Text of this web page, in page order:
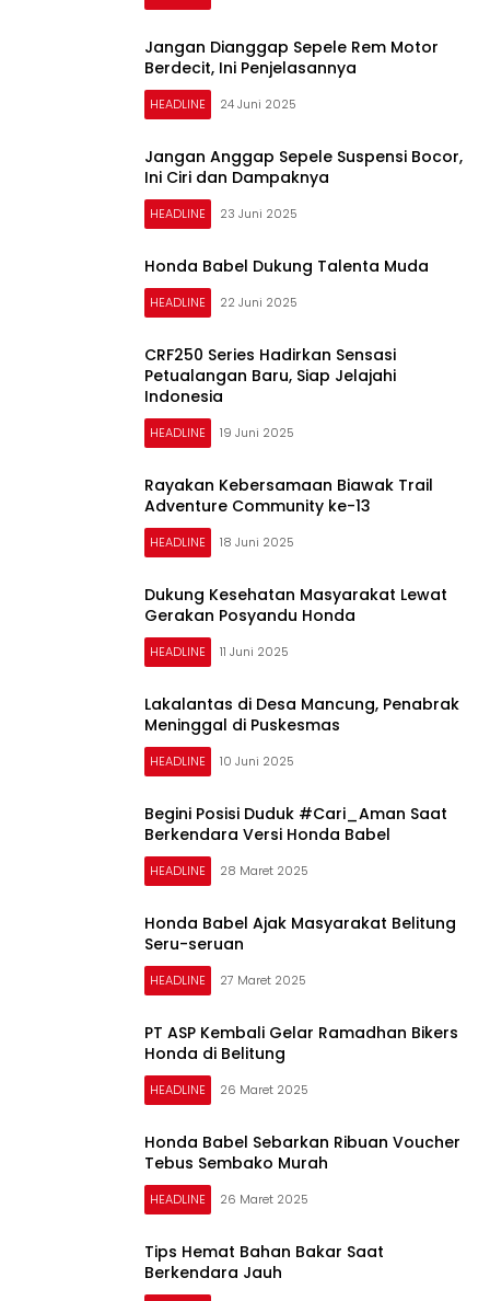
Jangan Dianggap Sepele Rem Motor
Berdecit, Ini Penjelasannya
HEADLINE 24 Juni 2025
Jangan Anggap Sepele Suspensi Bocor,
Ini Ciri dan Dampaknya
HEADLINE 23 Juni 2025
Honda Babel Dukung Talenta Muda
HEADLINE 22 Juni 2025
CRF250 Series Hadirkan Sensasi
Petualangan Baru, Siap Jelajahi
Indonesia
HEADLINE 19 Juni 2025
Rayakan Kebersamaan Biawak Trail
Adventure Community ke-13
HEADLINE 18 Juni 2025
Dukung Kesehatan Masyarakat Lewat
Gerakan Posyandu Honda
HEADLINE 11 Juni 2025
Lakalantas di Desa Mancung, Penabrak
Meninggal di Puskesmas
HEADLINE 10 Juni 2025
Begini Posisi Duduk #Cari_Aman Saat
Berkendara Versi Honda Babel
HEADLINE 28 Maret 2025
Honda Babel Ajak Masyarakat Belitung
Seru-seruan
HEADLINE 27 Maret 2025
PT ASP Kembali Gelar Ramadhan Bikers
Honda di Belitung
HEADLINE 26 Maret 2025
Honda Babel Sebarkan Ribuan Voucher
Tebus Sembako Murah
HEADLINE 26 Maret 2025
Tips Hemat Bahan Bakar Saat
Berkendara Jauh